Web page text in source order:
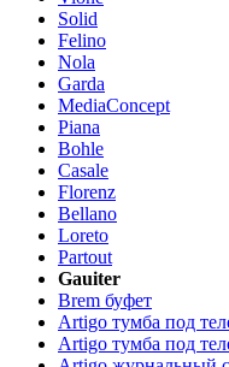
Solid
Felino
Nola
Garda
MediaConcept
Piana
Bohle
Casale
Florenz
Bellano
Loreto
Partout
Gauiter
Brem буфет
Artigo тумба под
Artigo тумба под